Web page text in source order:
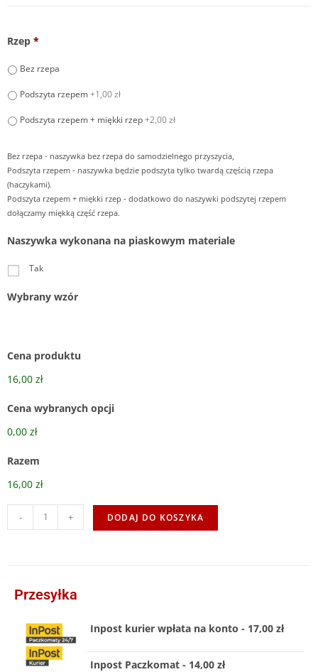
Rzep *
Bez rzepa
Podszyta rzepem+1,00 zł
Podszyta rzepem + miękki rzep+2,00 zł
Bez rzepa - naszywka bez rzepa do samodzielnego przyszycia,
Podszyta rzepem - naszywka będzie podszyta tylko twardą częścią rzepa
(haczykami).
Podszyta rzepem + miękki rzep - dodatkowo do naszywki podszytej rzepem
dołączamy miękką część rzepa.
Naszywka wykonana na piaskowym materiale
Tak
Wybrany wzór
Cena produktu
16,00 zł
Cena wybranych opcji
0,00 zł
Razem
16,00 zł
- + DODAJ DO KOSZYKA
Przesyłka
Inpost kurier wpłata na konto - 17,00 zł
Inpost Paczkomat - 14,00 zł